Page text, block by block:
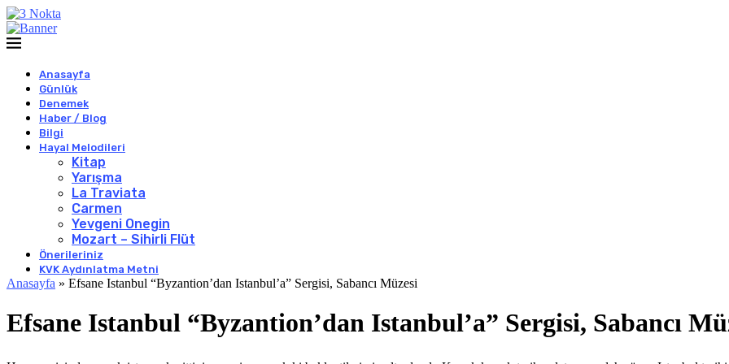
Anasayfa
Günlük
Denemek
Haber / Blog
Bilgi
Hayal Melodileri
Kitap
Yarışma
La Traviata
Carmen
Yevgeni Onegin
Mozart – Sihirli Flüt
Önerileriniz
KVK Aydınlatma Metni
Anasayfa » Efsane Istanbul “Byzantion’dan Istanbul’a” Sergisi, Sabancı Müzesi
Efsane Istanbul “Byzantion’dan Istanbul’a” Sergisi, Sabancı